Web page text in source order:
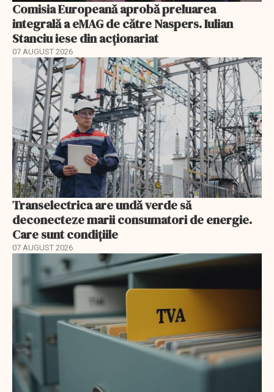
Comisia Europeană aprobă preluarea
integrală a eMAG de către Naspers. Iulian
Stanciu iese din acționariat
07 AUGUST 2026
Transelectrica are undă verde să
deconecteze marii consumatori de energie.
Care sunt condițiile
07 AUGUST 2026